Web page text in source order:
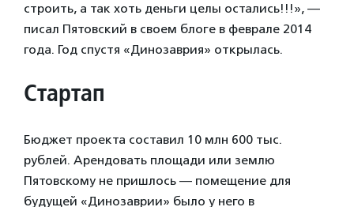
строить, а так хоть деньги целы остались!!!», —
писал Пятовский в своем блоге в феврале 2014
года. Год спустя «Динозаврия» открылась.
Стартап
Бюджет проекта составил 10 млн 600 тыс.
рублей. Арендовать площади или землю
Пятовскому не пришлось — помещение для
будущей «Динозаврии» было у него в